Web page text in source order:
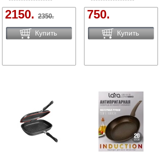
2150. 2350.
Купить
750.
Купить